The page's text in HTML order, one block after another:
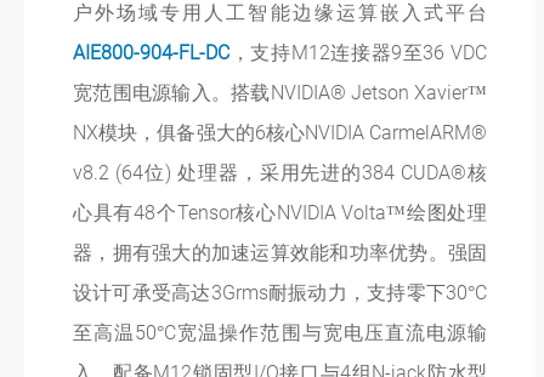
户外场域专用人工智能边缘运算嵌入式平台
AIE800-904-FL-DC，支持M12连接器9至36 VDC
宽范围电源输入。搭载NVIDIA® Jetson Xavier™
NX模块，俱备强大的6核心NVIDIA CarmelARM®
v8.2 (64位) 处理器，采用先进的384 CUDA®核
心具有48个Tensor核心NVIDIA Volta™绘图处理
器，拥有强大的加速运算效能和功率优势。强固
设计可承受高达3Grms耐振动力，支持零下30°C
至高温50°C宽温操作范围与宽电压直流电源输